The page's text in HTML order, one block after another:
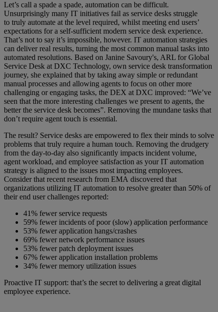
Let’s call a spade a spade, automation can be difficult.
Unsurprisingly many IT initiatives fail as service desks struggle
to truly automate at the level required, whilst meeting end users’
expectations for a self-sufficient modern service desk experience.
That’s not to say it’s impossible, however. IT automation strategies
can deliver real results, turning the most common manual tasks into
automated resolutions. Based on Janine Savoury's, ARL for Global
Service Desk at DXC Technology, own service desk transformation
journey, she explained that by taking away simple or redundant
manual processes and allowing agents to focus on other more
challenging or engaging tasks, the DEX at DXC improved: “We’ve
seen that the more interesting challenges we present to agents, the
better the service desk becomes”. Removing the mundane tasks that
don’t require agent touch is essential.
The result? Service desks are empowered to flex their minds to solve
problems that truly require a human touch. Removing the drudgery
from the day-to-day also significantly impacts incident volume,
agent workload, and employee satisfaction as your IT automation
strategy is aligned to the issues most impacting employees.
Consider that recent research from EMA discovered that
organizations utilizing IT automation to resolve greater than 50% of
their end user challenges reported:
41% fewer service requests
59% fewer incidents of poor (slow) application performance
53% fewer application hangs/crashes
69% fewer network performance issues
53% fewer patch deployment issues
67% fewer application installation problems
34% fewer memory utilization issues
Proactive IT support: that’s the secret to delivering a great digital
employee experience.